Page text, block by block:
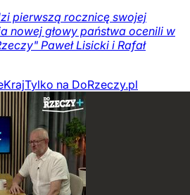
pierwszą rocznicę swojej
nowej głowy państwa ocenili w
Paweł Lisicki i Rafał
KrajTylko na DoRzeczy.pl